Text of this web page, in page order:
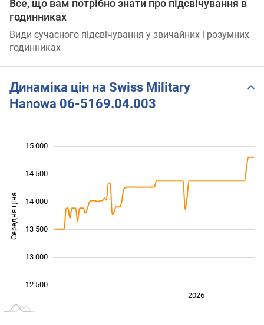
Все, що вам потрібно знати про підсвічування в
годинниках
Види сучасного підсвічування у звичайних і розумних
годинниках
Динаміка цін на Swiss Military
Hanowa 06-5169.04.003
Середня ціна
12 500
13 000
13 500
14 000
14 500
15 000
2026